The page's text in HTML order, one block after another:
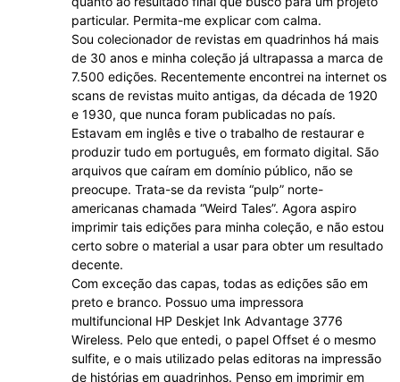
particular. Permita-me explicar com calma.
Sou colecionador de revistas em quadrinhos há mais
de 30 anos e minha coleção já ultrapassa a marca de
7.500 edições. Recentemente encontrei na internet os
scans de revistas muito antigas, da década de 1920
e 1930, que nunca foram publicadas no país.
Estavam em inglês e tive o trabalho de restaurar e
produzir tudo em português, em formato digital. São
arquivos que caíram em domínio público, não se
preocupe. Trata-se da revista “pulp” norte-
americanas chamada “Weird Tales”. Agora aspiro
imprimir tais edições para minha coleção, e não estou
certo sobre o material a usar para obter um resultado
decente.
Com exceção das capas, todas as edições são em
preto e branco. Possuo uma impressora
multifuncional HP Deskjet Ink Advantage 3776
Wireless. Pelo que entedi, o papel Offset é o mesmo
sulfite, e o mais utilizado pelas editoras na impressão
de histórias em quadrinhos. Penso em imprimir em